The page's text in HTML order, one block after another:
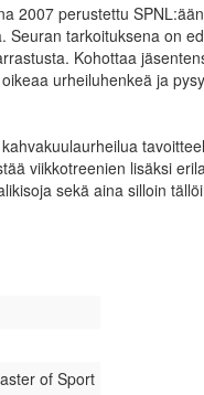
2007 perustettu
Seuran tarkoituksena on
Kohottaa
urheiluhenkeä ja
viikkotreenien lisäksi
sekä aina silloin
of Sport